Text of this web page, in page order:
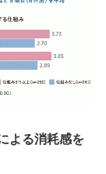
よる消耗感を